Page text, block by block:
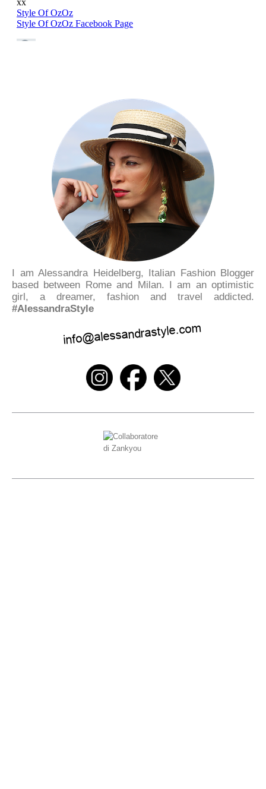
I am Alessandra Heidelberg, Italian Fashion Blogger
based between Rome and Milan. I am an optimistic
girl, a dreamer, fashion and travel addicted.
#AlessandraStyle